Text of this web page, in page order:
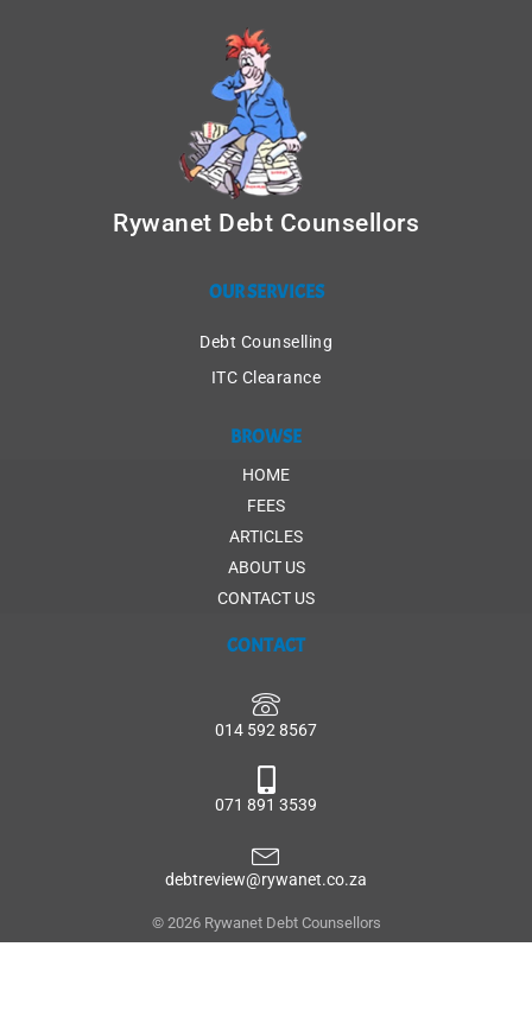
Rywanet Debt Counsellors
OUR SERVICES
Debt Counselling
ITC Clearance
BROWSE
HOME
FEES
ARTICLES
ABOUT US
CONTACT US
CONTACT
014 592 8567
071 891 3539
debtreview@rywanet.co.za
© 2026 Rywanet Debt Counsellors